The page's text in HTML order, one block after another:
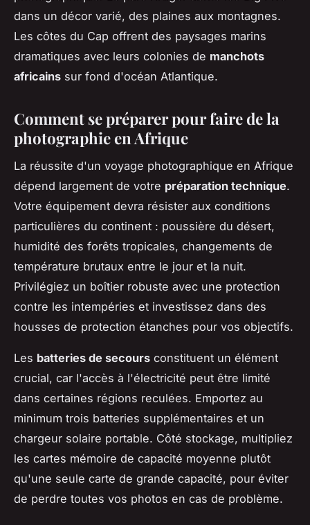
dans un décor varié, des plaines aux montagnes.
Les côtes du Cap offrent des paysages marins
dramatiques avec leurs colonies de manchots
africains sur fond d'océan Atlantique.
Comment se préparer pour faire de la
photographie en Afrique
La réussite d'un voyage photographique en Afrique
dépend largement de votre préparation technique.
Votre équipement devra résister aux conditions
particulières du continent : poussière du désert,
humidité des forêts tropicales, changements de
température brutaux entre le jour et la nuit.
Privilégiez un boîtier robuste avec une protection
contre les intempéries et investissez dans des
housses de protection étanches pour vos objectifs.
Les batteries de secours constituent un élément
crucial, car l'accès à l'électricité peut être limité
dans certaines régions reculées. Emportez au
minimum trois batteries supplémentaires et un
chargeur solaire portable. Côté stockage, multipliez
les cartes mémoire de capacité moyenne plutôt
qu'une seule carte de grande capacité, pour éviter
de perdre toutes vos photos en cas de problème.